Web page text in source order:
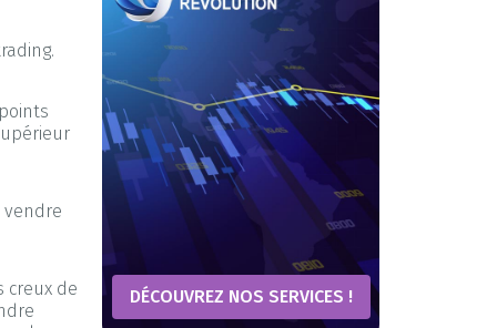
DÉCOUVREZ NOS SERVICES !
vendre
creux de